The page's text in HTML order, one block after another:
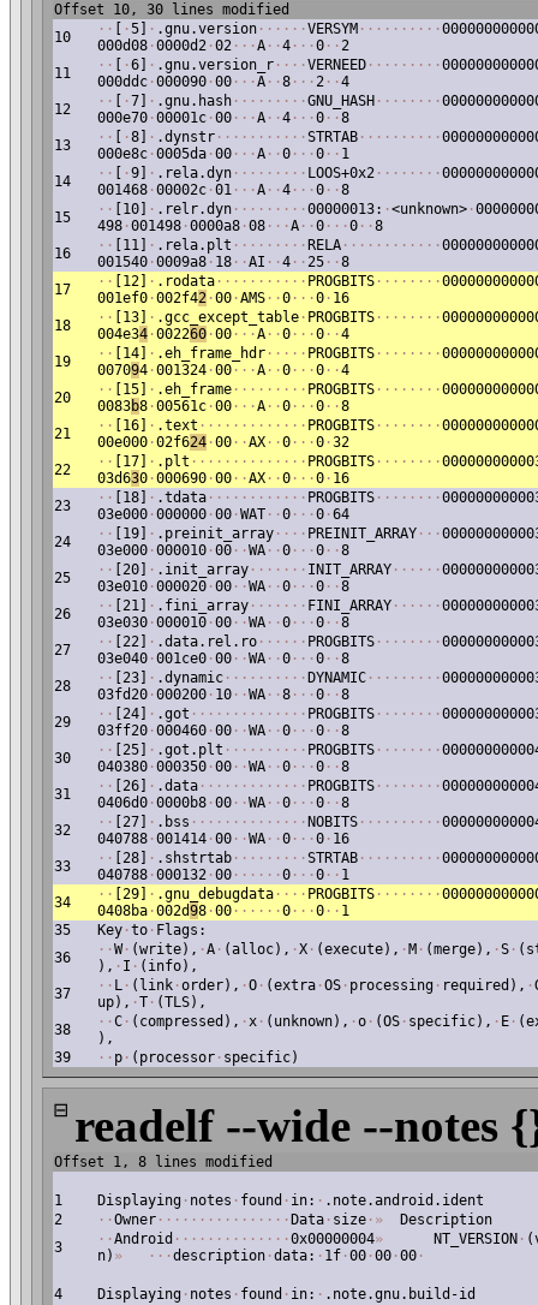
Offset 10, 30 lines modified
10
· · ·5] · .gnu.version · · · · · ·VERSYM · · · · · · · · · ·
000d08 ·0000d2 ·02 · · ·A · ·4 · · ·0 · ·2
11
· · ·6] · .gnu.version_r · · · ·VERNEED · · · · · · · · ·
000ddc ·000090 ·00 · · ·A · ·8 · · ·2 · ·4
12
· · ·7] · .gnu.hash · · · · · · · · ·GNU_HASH · · · · · · · ·
000e70 ·00001c ·00 · · ·A · ·4 · · ·0 · ·8
13
· · ·8] · .dynstr · · · · · · · · · · ·STRTAB · · · · · · · · · ·
000e8c ·0005da ·00 · · ·A · ·0 · · ·0 · · 1
14
· · ·9] · .rela.dyn · · · · · · · · · LOOS+0x2 · · · · · · · ·
001468 ·00002c ·01 · · ·A · ·4 · · ·0 · ·8
15
· · [10] · .relr.dyn · · · · · · · · ·00000013: ·<unknown> ·
498 ·001498 ·0000a8 ·08 · · ·A · ·0 · · ·0 · ·8
16
· · [11] · .rela.plt · · · · · · · · · RELA · · · · · · · · · · · ·
001540 ·0009a8 · 18 · ·AI · ·4 · ·25 · ·8
17
· · [12] · .rodata · · · · · · · · · · · PROGBITS · · · · · · · ·
001ef0 ·002f42 ·00 ·AMS · ·0 · · ·0 · 16
18
· · [13] · .gcc_except_table · PROGBITS · · · · · · · ·
004e34 ·002260 ·00 · · ·A · ·0 · · ·0 · ·4
19
· · [14] · .eh_frame_hdr · · · · · PROGBITS · · · · · · · ·
007094 ·001324 ·00 · · ·A · ·0 · · ·0 · ·4
20
· · [15] · .eh_frame · · · · · · · · · PROGBITS · · · · · · · ·
0083b8 ·00561c ·00 · · ·A · ·0 · · ·0 · ·8
21
· · [16] · .text · · · · · · · · · · · · · PROGBITS · · · · · · · ·
00e000 ·02f624 ·00 · ·AX · ·0 · · ·0 ·32
22
· · [17] · .plt · · · · · · · · · · · · · · PROGBITS · · · · · · · ·
03d630 ·000690 ·00 · ·AX · ·0 · · ·0 · 16
23
· · [18] · .tdata · · · · · · · · · · · · PROGBITS · · · · · · · ·
03e000 ·000000 ·00 ·WAT · ·0 · · ·0 ·64
24
· · [19] · .preinit_array · · · · PREINIT_ARRAY · · ·
03e000 ·000010 ·00 · ·WA · ·0 · · ·0 · ·8
25
· · [20] · .init_array · · · · · · · INIT_ARRAY · · · · · ·
03e010 ·000020 ·00 · ·WA · ·0 · · ·0 · ·8
26
· · [21] · .fini_array · · · · · · · FINI_ARRAY · · · · · ·
03e030 ·000010 ·00 · ·WA · ·0 · · ·0 · ·8
27
· · [22] · .data.rel.ro · · · · · · PROGBITS · · · · · · · ·
03e040 ·001ce0 ·00 · ·WA · ·0 · · ·0 · ·8
28
· · [23] · .dynamic · · · · · · · · · · DYNAMIC · · · · · · · · ·
03fd20 ·000200 · 10 · ·WA · ·8 · · ·0 · ·8
29
· · [24] · .got · · · · · · · · · · · · · · PROGBITS · · · · · · · ·
03ff20 ·000460 ·00 · ·WA · ·0 · · ·0 · ·8
30
· · [25] · .got.plt · · · · · · · · · · PROGBITS · · · · · · · ·
040380 ·000350 ·00 · ·WA · ·0 · · ·0 · ·8
31
· · [26] · .data · · · · · · · · · · · · · PROGBITS · · · · · · · ·
0406d0 ·0000b8 ·00 · ·WA · ·0 · · ·0 · ·8
32
· · [27] · .bss · · · · · · · · · · · · · · NOBITS · · · · · · · · · ·
040788 ·001414 ·00 · ·WA · ·0 · · ·0 · 16
33
· · [28] · .shstrtab · · · · · · · · ·STRTAB · · · · · · · · · ·
040788 ·000132 ·00 · · · · · ·0 · · ·0 · · 1
34
· · [29] · .gnu_debugdata · · · · PROGBITS · · · · · · · ·
0408ba ·002d98 ·00 · · · · · ·0 · · ·0 · · 1
35
Key ·to · Flags:
36
· ·W· (write), ·A · (alloc), ·X · (execute), · M · (merge), ·S ·
), · I · (info),
37
· · L · (link ·order), ·O · (extra ·OS · processing · required), ·
up), ·T · (TLS),
38
· ·C · (compressed), ·x · (unknown), ·o · (OS · specific), · E ·
),
39
· · p · (processor · specific)
⊟ readelf --wide --notes
Offset 1, 8 lines modified
1 Displaying · notes · found · in: · .note.android.ident
2
· ·Owner · · · · · · · · · · · · · · · · Data · size · » Description
3
· ·Android · · · · · · · · · · · · · ·0x00000004» NT_VERSION ·
n) » · · ·description ·data: · 1f ·00 ·00 ·00 ·
4 Displaying · notes · found · in: · .note.gnu.build-id